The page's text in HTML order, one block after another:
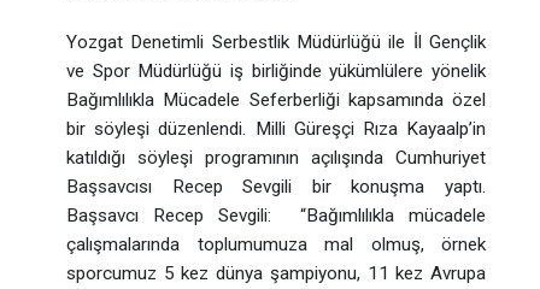
Yozgat Denetimli Serbestlik Müdürlüğü ile İl Gençlik
ve Spor Müdürlüğü iş birliğinde yükümlülere yönelik
Bağımlılıkla Mücadele Seferberliği kapsamında özel
bir söyleşi düzenlendi. Milli Güreşçi Rıza Kayaalp’in
katıldığı söyleşi programının açılışında Cumhuriyet
Başsavcısı Recep Sevgili bir konuşma yaptı.
Başsavcı Recep Sevgili: “Bağımlılıkla mücadele
çalışmalarında toplumumuza mal olmuş, örnek
sporcumuz 5 kez dünya şampiyonu, 11 kez Avrupa